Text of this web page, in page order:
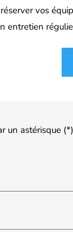
vos
entretien
un astérisque